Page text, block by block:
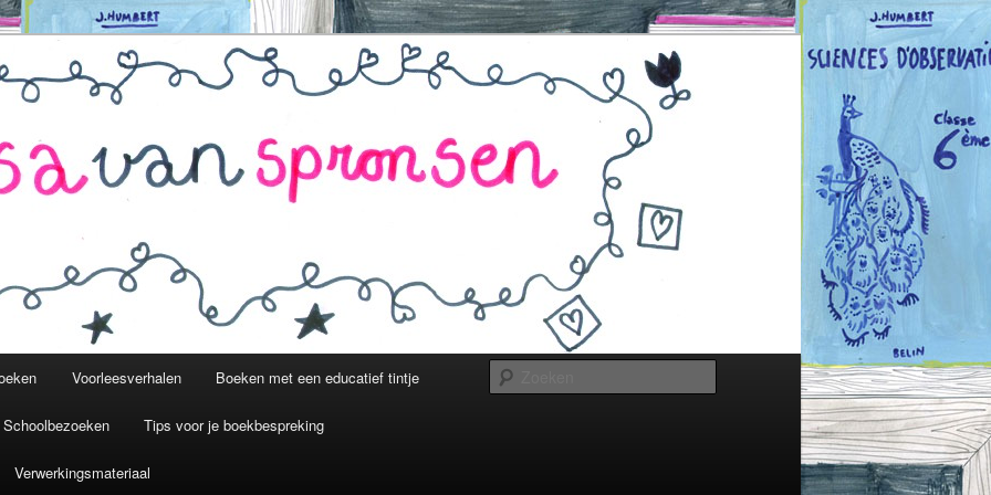
Voorleesverhalen Boeken met een educatief tintje
Tips voor je boekbespreking
Verwerkingsmateriaal